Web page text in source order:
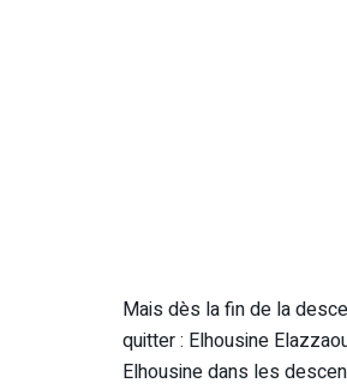
Mais dès la fin de la
quitter : Elhousine
Elhousine dans les